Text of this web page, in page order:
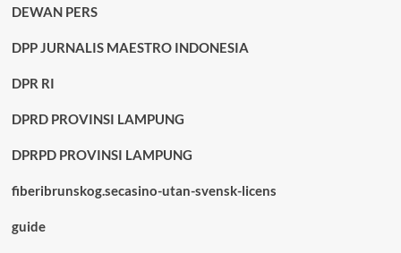
DEWAN PERS
DPP JURNALIS MAESTRO INDONESIA
DPR RI
DPRD PROVINSI LAMPUNG
DPRPD PROVINSI LAMPUNG
fiberibrunskog.secasino-utan-svensk-licens
guide